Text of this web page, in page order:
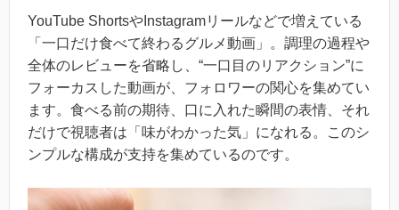
YouTube ShortsやInstagramリールなどで増えている
「一口だけ食べて終わるグルメ動画」。調理の過程や
全体のレビューを省略し、“一口目のリアクション”に
フォーカスした動画が、フォロワーの関心を集めてい
ます。食べる前の期待、口に入れた瞬間の表情、それ
だけで視聴者は「味がわかった気」になれる。このシ
ンプルな構成が支持を集めているのです。